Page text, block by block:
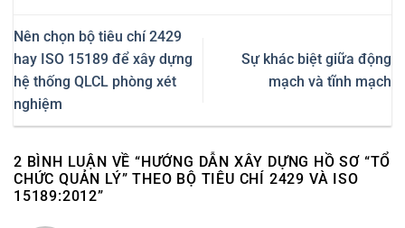
Nên chọn bộ tiêu chí 2429
hay ISO 15189 để xây dựng
hệ thống QLCL phòng xét
nghiệm
Sự khác biệt giữa động
mạch và tĩnh mạch
2 BÌNH LUẬN VỀ “ HƯỚNG DẪN XÂY DỰNG HỒ SƠ “TỔ
CHỨC QUẢN LÝ” THEO BỘ TIÊU CHÍ 2429 VÀ ISO
15189:2012”